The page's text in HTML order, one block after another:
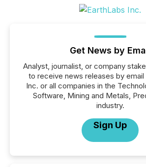
Get News by
Analyst, journalist, or company
to receive news releases by email
Inc. or all companies in the
Software, Mining and Metals,
industry.
Sign Up